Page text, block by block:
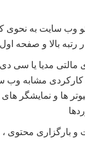
وب سایت به نحوی
بالا و صفحه
مالتی مدیا یا سی
کارکردی مشابه وب
ها و نمایشگر
و بارگزاری محتوی